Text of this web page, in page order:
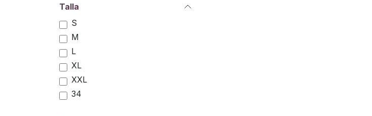
Talla
S
M
L
XL
XXL
34